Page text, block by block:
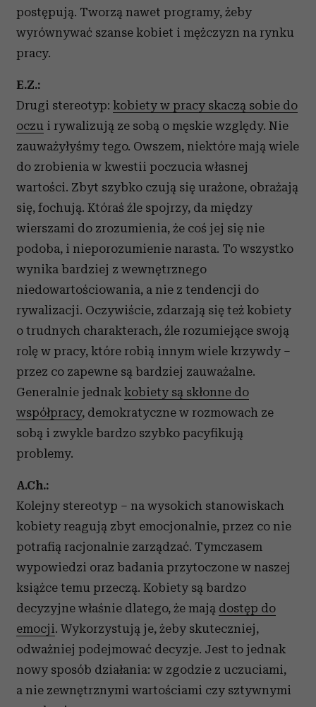
postępują. Tworzą nawet programy, żeby
wyrównywać szanse kobiet i mężczyzn na rynku
pracy.
E.Z.:
Drugi stereotyp: kobiety w pracy skaczą sobie do
oczu i rywalizują ze sobą o męskie względy. Nie
zauważyłyśmy tego. Owszem, niektóre mają wiele
do zrobienia w kwestii poczucia własnej
wartości. Zbyt szybko czują się urażone, obrażają
się, fochują. Któraś źle spojrzy, da między
wierszami do zrozumienia, że coś jej się nie
podoba, i nieporozumienie narasta. To wszystko
wynika bardziej z wewnętrznego
niedowartościowania, a nie z tendencji do
rywalizacji. Oczywiście, zdarzają się też kobiety
o trudnych charakterach, źle rozumiejące swoją
rolę w pracy, które robią innym wiele krzywdy –
przez co zapewne są bardziej zauważalne.
Generalnie jednak kobiety są skłonne do
współpracy, demokratyczne w rozmowach ze
sobą i zwykle bardzo szybko pacyfikują
problemy.
A.Ch.:
Kolejny stereotyp – na wysokich stanowiskach
kobiety reagują zbyt emocjonalnie, przez co nie
potrafią racjonalnie zarządzać. Tymczasem
wypowiedzi oraz badania przytoczone w naszej
książce temu przeczą. Kobiety są bardzo
decyzyjne właśnie dlatego, że mają dostęp do
emocji. Wykorzystują je, żeby skuteczniej,
odważniej podejmować decyzje. Jest to jednak
nowy sposób działania: w zgodzie z uczuciami,
a nie zewnętrznymi wartościami czy sztywnymi